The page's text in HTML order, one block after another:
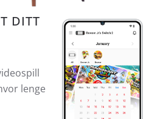
DITT
lenge